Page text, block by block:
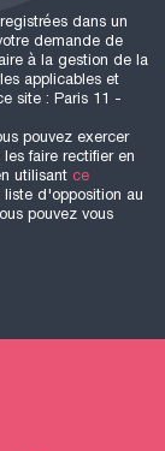
dans un
demande de
à la gestion de la
applicables et
site : Paris 11 -
pouvez exercer
faire rectifier en
utilisant ce
d'opposition au
pouvez vous